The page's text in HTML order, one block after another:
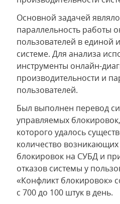
Основной задачей
параллельность работы
пользователей в
системе. Для анализа
инструменты онлайн-
производительности и
пользователей.
Был выполнен перевод
управляемых
которого удалось
количество
блокировок на СУБД и
отказов системы у
«Конфликт блокировок»
с 700 до 100 штук в день.